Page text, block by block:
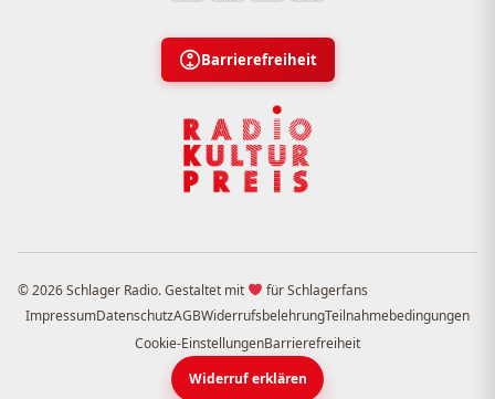
Barrierefreiheit
© 2026 Schlager Radio. Gestaltet mit
für Schlagerfans
ImpressumDatenschutzAGBWiderrufsbelehrungTeilnahmebedingungen
Cookie-EinstellungenBarrierefreiheit
Widerruf erklären